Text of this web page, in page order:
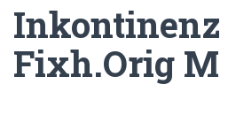
Inkontinenz
Fixh.Orig M